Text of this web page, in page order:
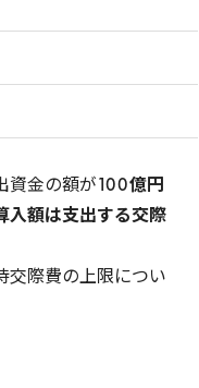
資金の額が 100億円
入額は支出する交際
交際費の上限につい